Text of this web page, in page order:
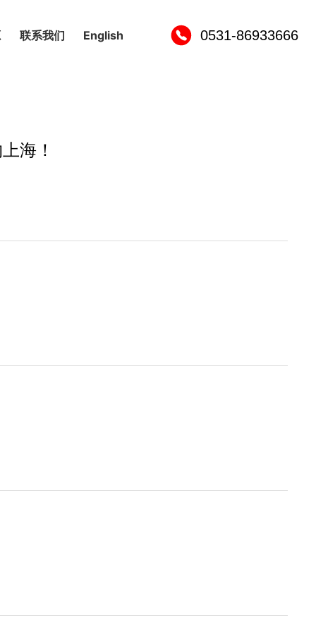
联系我们 English 0531-86933666
首页 新闻中心 公司新闻
海！